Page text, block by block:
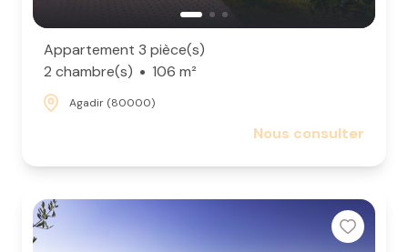
Appartement 3 pièce(s)
2 chambre(s)
106 m²
Agadir (80000)
Nous consulter